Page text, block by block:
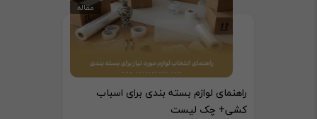
مقاله
راهنمای لوازم بسته بندی برای اسباب
کشی+ چک لیست